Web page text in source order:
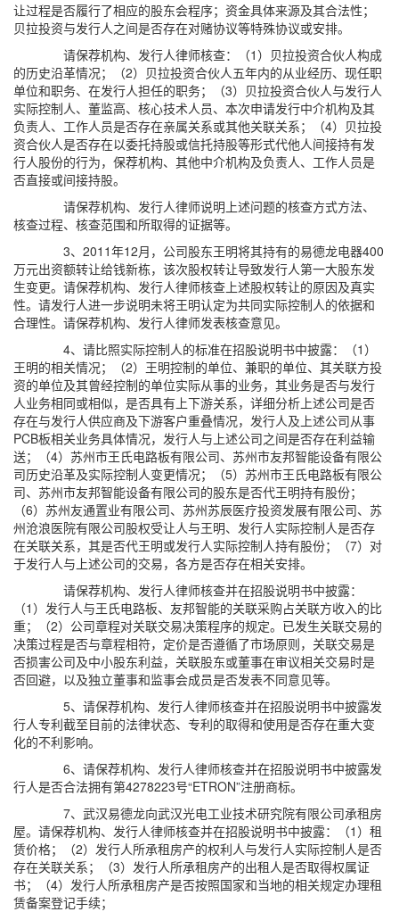
让过程是否履行了相应的股东会程序；资金具体来源及其合法性；
贝拉投资与发行人之间是否存在对赌协议等特殊协议或安排。
请保荐机构、发行人律师核查：（1）贝拉投资合伙人构成
的历史沿革情况；（2）贝拉投资合伙人五年内的从业经历、现任职
单位和职务、在发行人担任的职务；（3）贝拉投资合伙人与发行人
实际控制人、董监高、核心技术人员、本次申请发行中介机构及其
负责人、工作人员是否存在亲属关系或其他关联关系；（4）贝拉投
资合伙人是否存在以委托持股或信托持股等形式代他人间接持有发
行人股份的行为，保荐机构、其他中介机构及负责人、工作人员是
否直接或间接持股。
请保荐机构、发行人律师说明上述问题的核查方式方法、
核查过程、核查范围和所取得的证据等。
3、2011年12月，公司股东王明将其持有的易德龙电器400
万元出资额转让给钱新栋，该次股权转让导致发行人第一大股东发
生变更。请保荐机构、发行人律师核查上述股权转让的原因及真实
性。请发行人进一步说明未将王明认定为共同实际控制人的依据和
合理性。请保荐机构、发行人律师发表核查意见。
4、请比照实际控制人的标准在招股说明书中披露：（1）
王明的相关情况；（2）王明控制的单位、兼职的单位、其关联方投
资的单位及其曾经控制的单位实际从事的业务，其业务是否与发行
人业务相同或相似，是否具有上下游关系，详细分析上述公司是否
存在与发行人供应商及下游客户重叠情况，发行人及上述公司从事
PCB板相关业务具体情况，发行人与上述公司之间是否存在利益输
送；（4）苏州市王氏电路板有限公司、苏州市友邦智能设备有限公
司历史沿革及实际控制人变更情况；（5）苏州市王氏电路板有限公
司、苏州市友邦智能设备有限公司的股东是否代王明持有股份；
（6）苏州友通置业有限公司、苏州苏辰医疗投资发展有限公司、苏
州沧浪医院有限公司股权受让人与王明、发行人实际控制人是否存
在关联关系，其是否代王明或发行人实际控制人持有股份；（7）对
于发行人与上述公司的交易，各方是否存在相关安排。
请保荐机构、发行人律师核查并在招股说明书中披露：
（1）发行人与王氏电路板、友邦智能的关联采购占关联方收入的比
重；（2）公司章程对关联交易决策程序的规定。已发生关联交易的
决策过程是否与章程相符，定价是否遵循了市场原则，关联交易是
否损害公司及中小股东利益，关联股东或董事在审议相关交易时是
否回避，以及独立董事和监事会成员是否发表不同意见等。
5、请保荐机构、发行人律师核查并在招股说明书中披露发
行人专利截至目前的法律状态、专利的取得和使用是否存在重大变
化的不利影响。
6、请保荐机构、发行人律师核查并在招股说明书中披露发
行人是否合法拥有第4278223号“ETRON”注册商标。
7、武汉易德龙向武汉光电工业技术研究院有限公司承租房
屋。请保荐机构、发行人律师核查并在招股说明书中披露：（1）租
赁价格；（2）发行人所承租房产的权利人与发行人实际控制人是否
存在关联关系；（3）发行人所承租房产的出租人是否取得权属证
书；（4）发行人所承租房产是否按照国家和当地的相关规定办理租
赁备案登记手续；